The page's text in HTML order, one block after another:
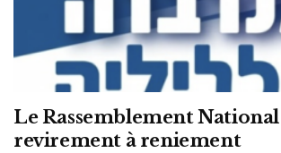
Le Rassemblement National
revirement à reniement